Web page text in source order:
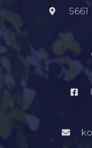
5661